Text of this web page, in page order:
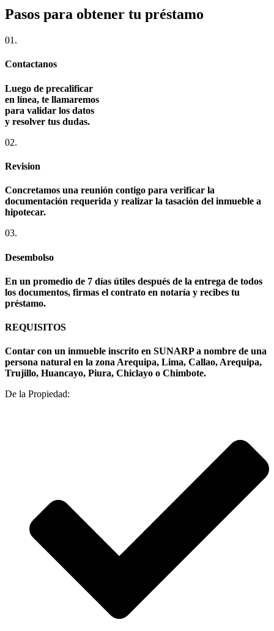
Pasos para obtener tu préstamo
01.
Contactanos
Luego de precalificar
en línea, te llamaremos
para validar los datos
y resolver tus dudas.
02.
Revision
Concretamos una reunión contigo para verificar la
documentación requerida y realizar la tasación del inmueble a
hipotecar.
03.
Desembolso
En un promedio de 7 días útiles después de la entrega de todos
los documentos, firmas el contrato en notaría y recibes tu
préstamo.
REQUISITOS
Contar con un inmueble inscrito en SUNARP a nombre de una
persona natural en la zona Arequipa, Lima, Callao, Arequipa,
Trujillo, Huancayo, Piura, Chiclayo o Chimbote.
De la Propiedad: